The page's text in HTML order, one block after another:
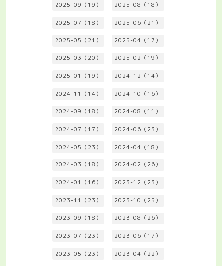
2025-09（19） 2025-08（18）
2025-07（18） 2025-06（21）
2025-05（21） 2025-04（17）
2025-03（20） 2025-02（19）
2025-01（19） 2024-12（14）
2024-11（14） 2024-10（16）
2024-09（18） 2024-08（11）
2024-07（17） 2024-06（23）
2024-05（23） 2024-04（18）
2024-03（18） 2024-02（26）
2024-01（16） 2023-12（23）
2023-11（23） 2023-10（25）
2023-09（18） 2023-08（26）
2023-07（23） 2023-06（17）
2023-05（23） 2023-04（22）